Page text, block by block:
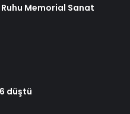
Ruhu Memorial Sanat
düştü